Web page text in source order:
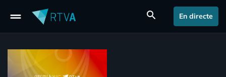
drag_handle search En directe